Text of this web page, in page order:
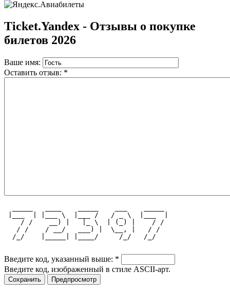
Ticket.Yandex - Отзывы о покупке
билетов 2026
Ваше имя:
Оставить отзыв: *
|___  | |___ \  |___ /   / _ \  |___  |
    / /    __) |   |_ \  | (_) |    / /
   / /    / __/   ___) |  \__, |   / /
  /_/    |_____| |____/     /_/   /_/
Введите код, указанный выше: *
Введите код, изображенный в стиле ASCII-арт.